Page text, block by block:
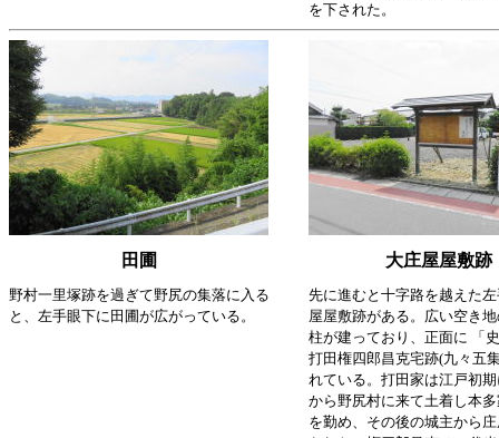
を下された。
田圃 大庄屋屋敷跡
野村一里塚跡を過ぎて野尻の集落に入る
と、左手眼下に田圃が広がっている。
先に進むと十字路を越えた
屋屋敷跡がある。広い空き
柱が建っており、正面に 「
打田権四郎昌克宅跡(九々五
れている。 打田家は江戸初
から野尻村に来て土着し本
を勤め、その後の城主から